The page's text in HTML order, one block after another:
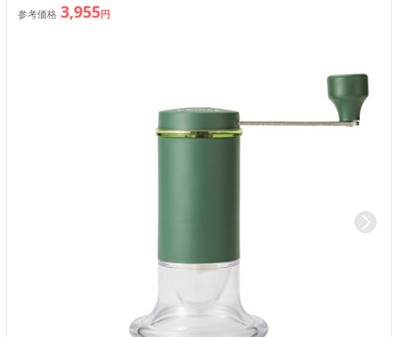
参考価格 3,955円